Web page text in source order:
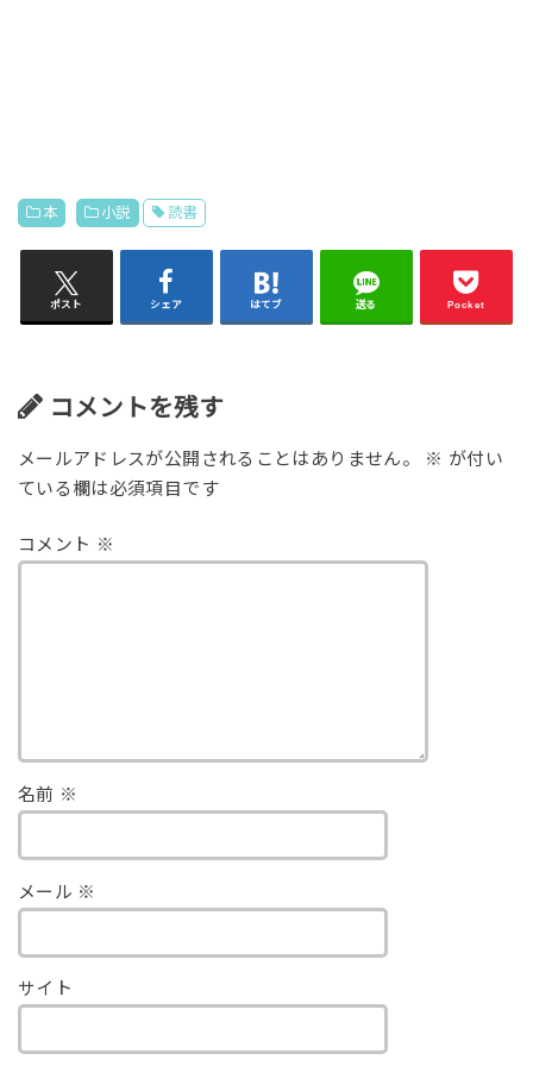
本 小説 読書
ポスト シェア はてブ 送る Pocket
コメントを残す
メールアドレスが公開されることはありません。 ※ が付い
ている欄は必須項目です
コメント ※
名前 ※
メール ※
サイト